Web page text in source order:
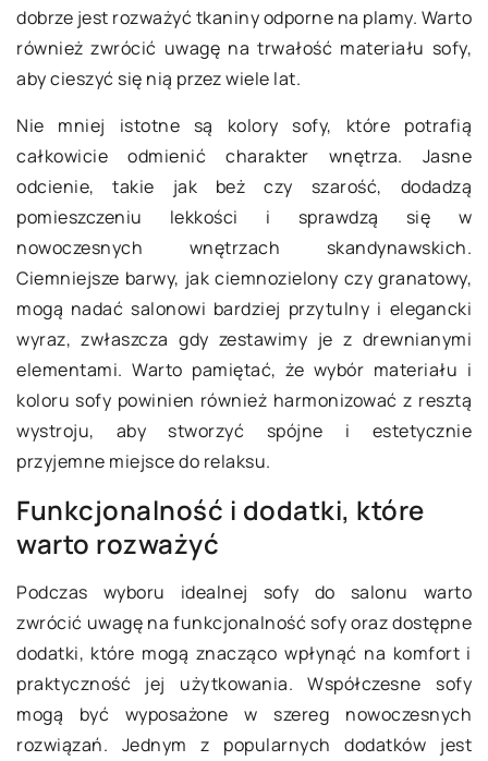
dobrze jest rozważyć tkaniny odporne na plamy. Warto
również zwrócić uwagę na trwałość materiału sofy,
aby cieszyć się nią przez wiele lat.
Nie mniej istotne są kolory sofy, które potrafią
całkowicie odmienić charakter wnętrza. Jasne
odcienie, takie jak beż czy szarość, dodadzą
pomieszczeniu lekkości i sprawdzą się w
nowoczesnych wnętrzach skandynawskich.
Ciemniejsze barwy, jak ciemnozielony czy granatowy,
mogą nadać salonowi bardziej przytulny i elegancki
wyraz, zwłaszcza gdy zestawimy je z drewnianymi
elementami. Warto pamiętać, że wybór materiału i
koloru sofy powinien również harmonizować z resztą
wystroju, aby stworzyć spójne i estetycznie
przyjemne miejsce do relaksu.
Funkcjonalność i dodatki, które
warto rozważyć
Podczas wyboru idealnej sofy do salonu warto
zwrócić uwagę na funkcjonalność sofy oraz dostępne
dodatki, które mogą znacząco wpłynąć na komfort i
praktyczność jej użytkowania. Współczesne sofy
mogą być wyposażone w szereg nowoczesnych
rozwiązań. Jednym z popularnych dodatków jest